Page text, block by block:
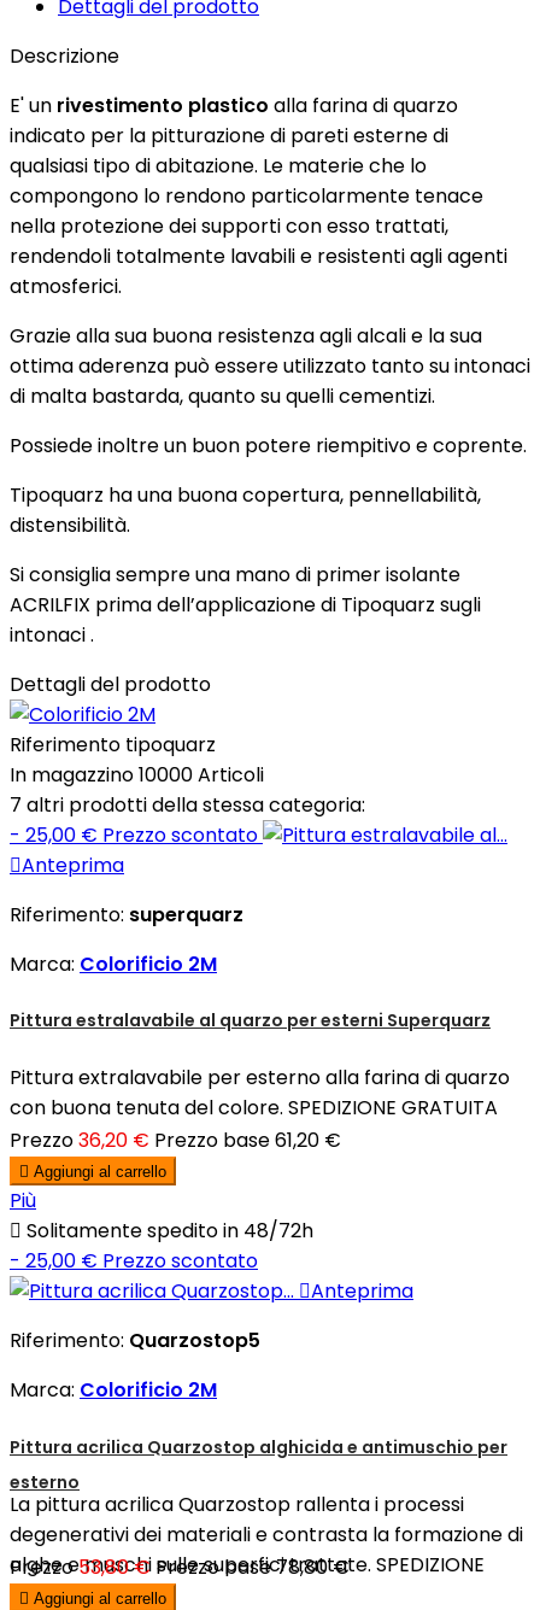
Dettagli del prodotto
Descrizione
E' un rivestimento plastico alla farina di quarzo
indicato per la pitturazione di pareti esterne di
qualsiasi tipo di abitazione. Le materie che lo
compongono lo rendono particolarmente tenace
nella protezione dei supporti con esso trattati,
rendendoli totalmente lavabili e resistenti agli agenti
atmosferici.
Grazie alla sua buona resistenza agli alcali e la sua
ottima aderenza può essere utilizzato tanto su intonaci
di malta bastarda, quanto su quelli cementizi.
Possiede inoltre un buon potere riempitivo e coprente.
Tipoquarz ha una buona copertura, pennellabilità,
distensibilità.
Si consiglia sempre una mano di primer isolante
ACRILFIX prima dell’applicazione di Tipoquarz sugli
intonaci .
Dettagli del prodotto
Riferimento tipoquarz
In magazzino10000 Articoli
7 altri prodotti della stessa categoria:
- 25,00 € Prezzo scontato
Anteprima
Riferimento: superquarz
Marca: Colorificio 2M
Pittura estralavabile al quarzo per esterni Superquarz
Pittura extralavabile per esterno alla farina di quarzo
con buona tenuta del colore. SPEDIZIONE GRATUITA
Prezzo36,20 € Prezzo base61,20 €
 Aggiungi al carrello
Più
 Solitamente spedito in 48/72h
- 25,00 € Prezzo scontato
Anteprima
Riferimento: Quarzostop5
Marca: Colorificio 2M
Pittura acrilica Quarzostop alghicida e antimuschio per
esterno
La pittura acrilica Quarzostop rallenta i processi
degenerativi dei materiali e contrasta la formazione di
alghe e muschi sulle superfici trattate. SPEDIZIONE
GRATUITA
Prezzo53,80 € Prezzo base78,80 €
 Aggiungi al carrello